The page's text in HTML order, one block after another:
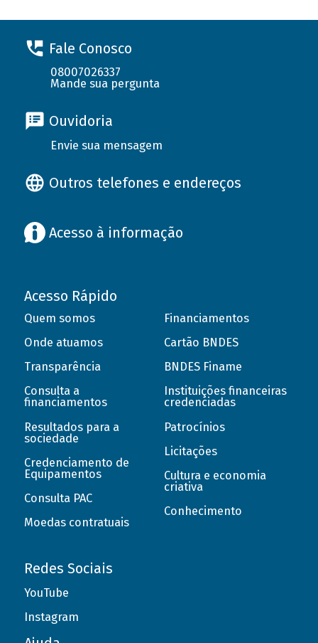
Fale Conosco
08007026337
Mande sua pergunta
Ouvidoria
Envie sua mensagem
Outros telefones e endereços
Acesso à informação
Acesso Rápido
Quem somos
Onde atuamos
Transparência
Consulta a
financiamentos
Resultados para a
sociedade
Credenciamento de
Equipamentos
Consulta PAC
Moedas contratuais
Financiamentos
Cartão BNDES
BNDES Finame
Instituições financeiras
credenciadas
Patrocínios
Licitações
Cultura e economia
criativa
Conhecimento
Redes Sociais
YouTube
Instagram